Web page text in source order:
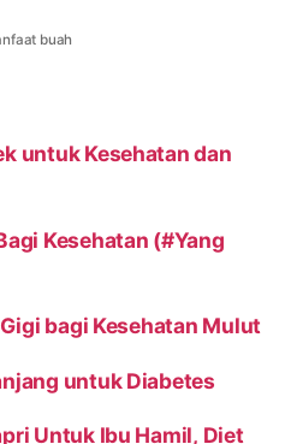
buah
untuk Kesehatan dan
Kesehatan (#Yang
bagi Kesehatan Mulut
untuk Diabetes
Untuk Ibu Hamil, Diet